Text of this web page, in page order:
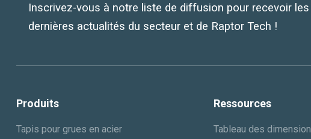
Inscrivez-vous à notre liste de diffusion pour recevoir les
dernières actualités du secteur et de Raptor Tech !
Produits
Tapis pour grues en acier
Ressources
Tableau des